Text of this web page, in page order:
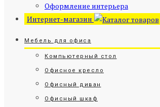
Оформление интерьера
Интернет-магазин
Мебель для офиса
Компьютерный стол
Офисное кресло
Офисный диван
Офисный шкаф